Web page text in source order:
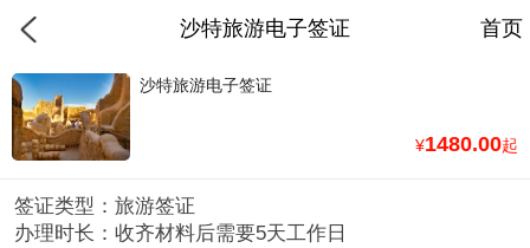
沙特旅游电子签证 首页
沙特旅游电子签证
¥1480.00起
签证类型：旅游签证
办理时长：收齐材料后需要5天工作日